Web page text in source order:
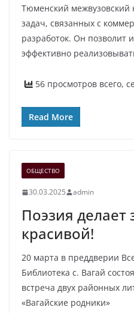
Тюменский межвузовский
задач, связанных с
разработок. Он позволит
эффективно
56 просмотров всего,
Read More
ОБЩЕСТВО
30.03.2025 admin
Поэзия делает
красивой!
20 марта в преддверии
Библиотека с. Вагай
встреча двух районных
«Вагайские родники»